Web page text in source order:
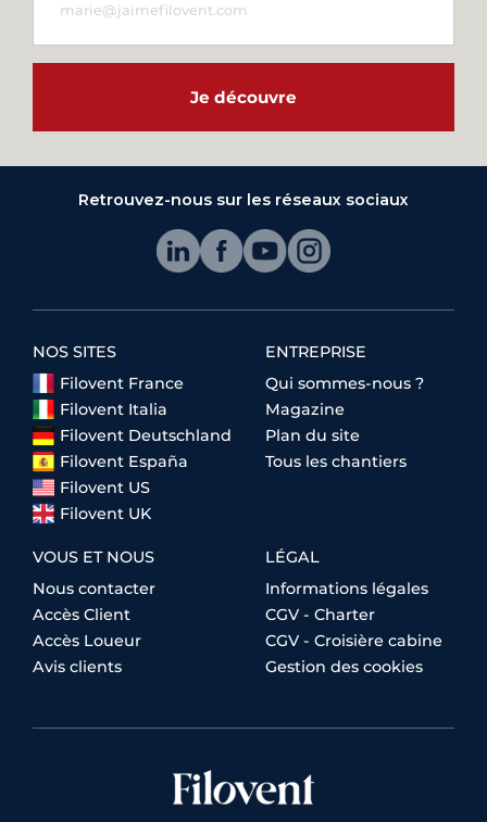
Je découvre
Retrouvez-nous sur les réseaux sociaux
NOS SITES
Filovent France
Filovent Italia
Filovent Deutschland
Filovent España
Filovent US
Filovent UK
ENTREPRISE
Qui sommes-nous ?
Magazine
Plan du site
Tous les chantiers
VOUS ET NOUS
Nous contacter
Accès Client
Accès Loueur
Avis clients
LÉGAL
Informations légales
CGV - Charter
CGV - Croisière cabine
Gestion des cookies